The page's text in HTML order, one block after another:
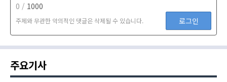
0 / 1000
주제와 무관한 악의적인 댓글은 삭제될 수 있습니다. 로그인
주요기사